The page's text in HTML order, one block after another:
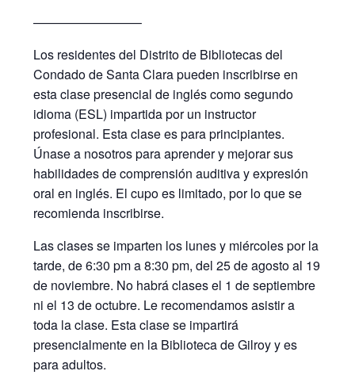
————————–
Los residentes del Distrito de Bibliotecas del
Condado de Santa Clara pueden inscribirse en
esta clase presencial de inglés como segundo
idioma (ESL) impartida por un instructor
profesional. Esta clase es para principiantes.
Únase a nosotros para aprender y mejorar sus
habilidades de comprensión auditiva y expresión
oral en inglés. El cupo es limitado, por lo que se
recomienda inscribirse.
Las clases se imparten los lunes y miércoles por la
tarde, de 6:30 pm a 8:30 pm, del 25 de agosto al 19
de noviembre. No habrá clases el 1 de septiembre
ni el 13 de octubre. Le recomendamos asistir a
toda la clase. Esta clase se impartirá
presencialmente en la Biblioteca de Gilroy y es
para adultos.